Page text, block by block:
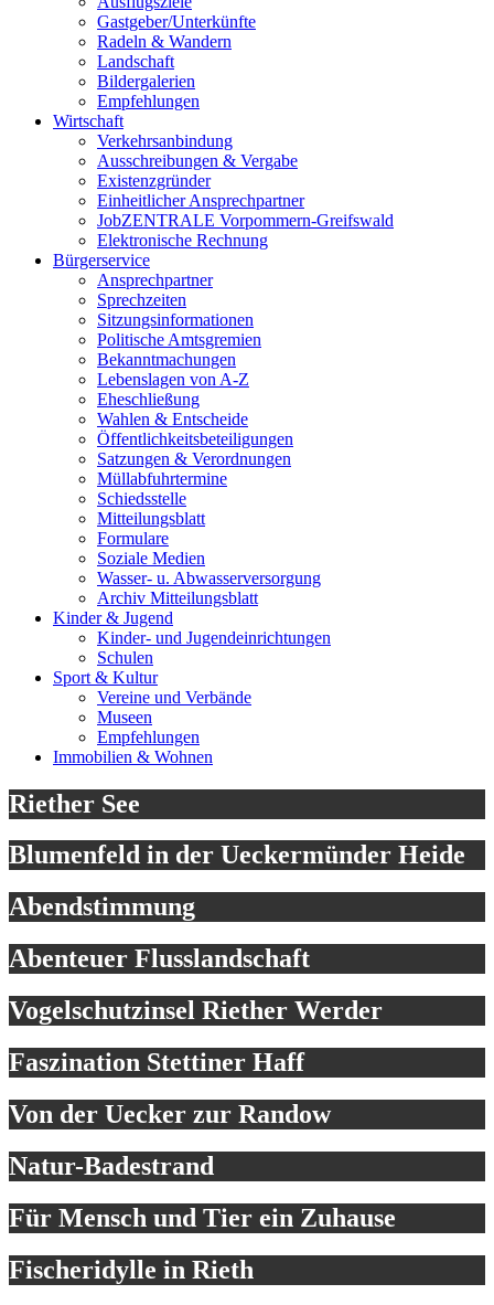
Gastgeber/Unterkünfte
Radeln & Wandern
Landschaft
Bildergalerien
Empfehlungen
Wirtschaft
Verkehrsanbindung
Ausschreibungen & Vergabe
Existenzgründer
Einheitlicher Ansprechpartner
JobZENTRALE Vorpommern-Greifswald
Elektronische Rechnung
Bürgerservice
Ansprechpartner
Sprechzeiten
Sitzungsinformationen
Politische Amtsgremien
Bekanntmachungen
Lebenslagen von A-Z
Eheschließung
Wahlen & Entscheide
Öffentlichkeitsbeteiligungen
Satzungen & Verordnungen
Müllabfuhrtermine
Schiedsstelle
Mitteilungsblatt
Formulare
Soziale Medien
Wasser- u. Abwasserversorgung
Archiv Mitteilungsblatt
Kinder & Jugend
Kinder- und Jugendeinrichtungen
Schulen
Sport & Kultur
Vereine und Verbände
Museen
Empfehlungen
Immobilien & Wohnen
Riether See
Blumenfeld in der Ueckermünder Heide
Abendstimmung
Abenteuer Flusslandschaft
Vogelschutzinsel Riether Werder
Faszination Stettiner Haff
Von der Uecker zur Randow
Natur-Badestrand
Für Mensch und Tier ein Zuhause
Fischeridylle in Rieth